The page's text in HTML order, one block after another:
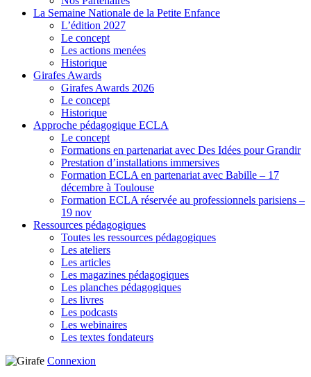
La Semaine Nationale de la Petite Enfance
L’édition 2027
Le concept
Les actions menées
Historique
Girafes Awards
Girafes Awards 2026
Le concept
Historique
Approche pédagogique ECLA
Le concept
Formations en partenariat avec Des Idées pour Grandir
Prestation d’installations immersives
Formation ECLA en partenariat avec Babille – 17
décembre à Toulouse
Formation ECLA réservée au professionnels parisiens –
19 nov
Ressources pédagogiques
Toutes les ressources pédagogiques
Les ateliers
Les articles
Les magazines pédagogiques
Les planches pédagogiques
Les livres
Les podcasts
Les webinaires
Les textes fondateurs
Connexion